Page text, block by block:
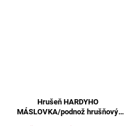
Hrušeň HARDYHO
MÁSLOVKA/podnož hrušňový